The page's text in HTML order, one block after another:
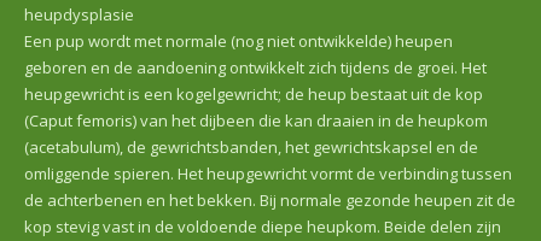
heupdysplasie
Een pup wordt met normale (nog niet ontwikkelde) heupen
geboren en de aandoening ontwikkelt zich tijdens de groei. Het
heupgewricht is een kogelgewricht; de heup bestaat uit de kop
(Caput femoris) van het dijbeen die kan draaien in de heupkom
(acetabulum), de gewrichtsbanden, het gewrichtskapsel en de
omliggende spieren. Het heupgewricht vormt de verbinding tussen
de achterbenen en het bekken. Bij normale gezonde heupen zit de
kop stevig vast in de voldoende diepe heupkom. Beide delen zijn